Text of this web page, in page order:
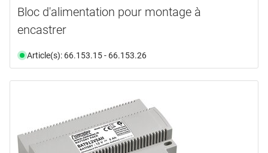
Bloc d'alimentation pour montage à
encastrer
Article(s): 66.153.15 - 66.153.26